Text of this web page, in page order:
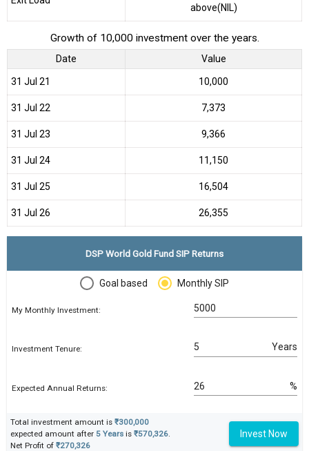
above(NIL)
Growth of 10,000 investment over the years.
Date Value
31 Jul 21 ₹10,000
31 Jul 22 ₹7,373
31 Jul 23 ₹9,366
31 Jul 24 ₹11,150
31 Jul 25 ₹16,504
31 Jul 26 ₹26,355
DSP World Gold Fund SIP Returns
Goal based Monthly SIP
My Monthly Investment:
Investment Tenure: Years
Expected Annual Returns: %
Total investment amount is ₹300,000
expected amount after 5 Years is ₹570,326
Net Profit of ₹270,326
Invest Now